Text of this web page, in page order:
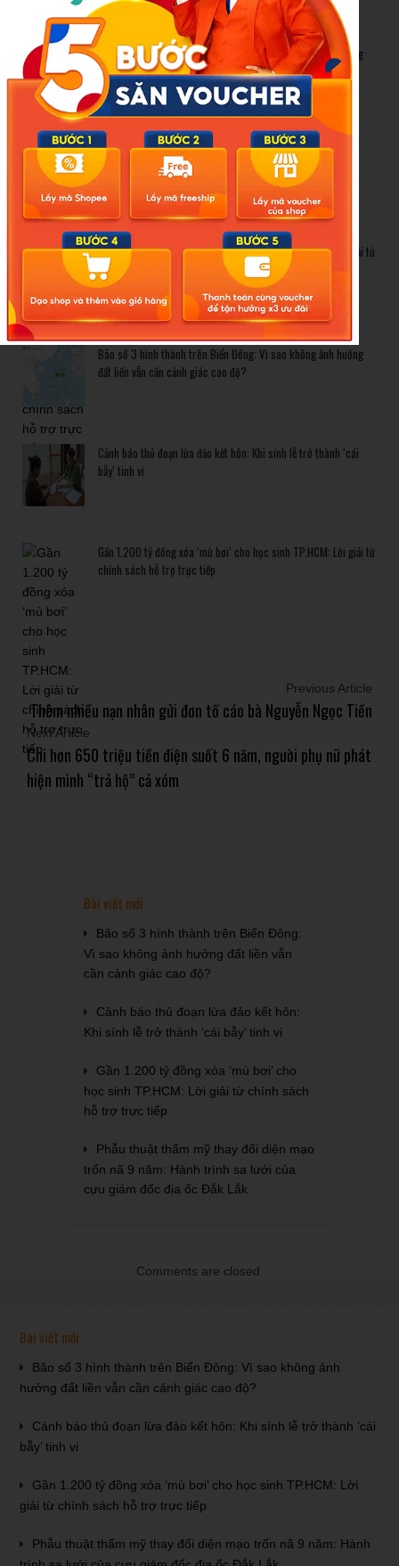
New Posts
Bão số 3 hình thành trên Biển Đông: Vì sao không ảnh hưởng
đất liền vẫn cần cảnh giác cao độ?
Cảnh báo thủ đoạn lừa đảo kết hôn: Khi sính lễ trở thành ‘cái
bẫy’ tinh vi
Gần 1.200 tỷ đồng xóa ‘mù bơi’ cho học sinh TP.HCM: Lời giải từ
chính sách hỗ trợ trực tiếp
Related Posts
Bão số 3 hình thành trên Biển Đông: Vì sao không ảnh hưởng
đất liền vẫn cần cảnh giác cao độ?
Cảnh báo thủ đoạn lừa đảo kết hôn: Khi sính lễ trở thành ‘cái
bẫy’ tinh vi
Gần 1.200 tỷ đồng xóa ‘mù bơi’ cho học sinh TP.HCM: Lời giải từ
chính sách hỗ trợ trực tiếp
Previous Article
Thêm nhiều nạn nhân gửi đơn tố cáo bà Nguyễn Ngọc Tiền
Next Article
Chi hơn 650 triệu tiền điện suốt 6 năm, người phụ nữ phát
hiện mình “trả hộ” cả xóm
Bài viết mới
Bão số 3 hình thành trên Biển Đông:
Vì sao không ảnh hưởng đất liền vẫn
cần cảnh giác cao độ?
Cảnh báo thủ đoạn lừa đảo kết hôn:
Khi sính lễ trở thành ‘cái bẫy’ tinh vi
Gần 1.200 tỷ đồng xóa ‘mù bơi’ cho
học sinh TP.HCM: Lời giải từ chính sách
hỗ trợ trực tiếp
Phẫu thuật thẩm mỹ thay đổi diện mạo
trốn nã 9 năm: Hành trình sa lưới của
cựu giám đốc địa ốc Đắk Lắk
Comments are closed.
Bài viết mới
Bão số 3 hình thành trên Biển Đông: Vì sao không ảnh
hưởng đất liền vẫn cần cảnh giác cao độ?
Cảnh báo thủ đoạn lừa đảo kết hôn: Khi sính lễ trở thành ‘cái
bẫy’ tinh vi
Gần 1.200 tỷ đồng xóa ‘mù bơi’ cho học sinh TP.HCM: Lời
giải từ chính sách hỗ trợ trực tiếp
Phẫu thuật thẩm mỹ thay đổi diện mạo trốn nã 9 năm: Hành